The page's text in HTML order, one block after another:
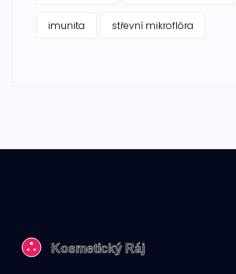
imunita střevní mikroflóra